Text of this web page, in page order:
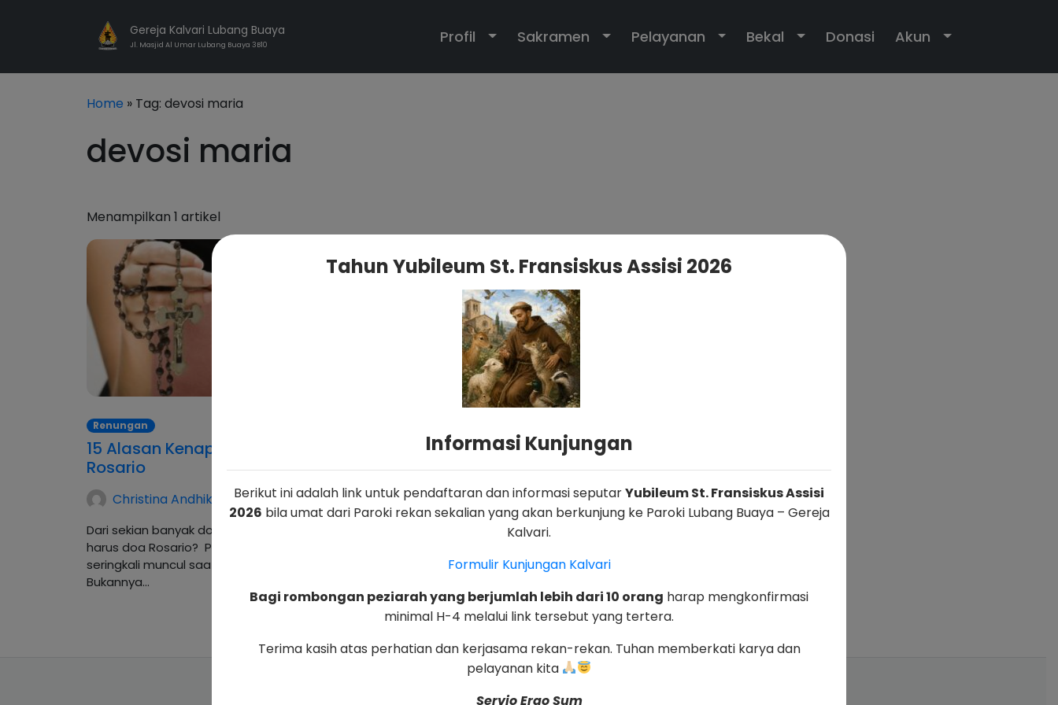
Gereja Kalvari Lubang Buaya
Jl. Masjid Al Umar Lubang Buaya 3B10 Toggle Dropdown
Profil Toggle Dropdown
Sakramen Toggle Dropdown
Pelayanan Toggle Dropdown
Bekal Donasi Toggle
Akun
Home » Tag: devosi maria
devosi maria
Menampilkan 1 artikel
Renungan
15 Alasan Kenapa Harus Doa
Rosario
Christina Andhika Setyanti
Dari sekian banyak doa orang Katolik kenapa
harus doa Rosario? Pertanyaan ini mungkin
seringkali muncul saat kamu sedang berdoa.
Bukannya…
Tahun Yubileum St. Fransiskus Assisi 2026
Informasi Kunjungan
Berikut ini adalah link untuk pendaftaran dan informasi seputarYubileum St. Fransiskus Assisi
2026 bila umat dari Paroki rekan sekalian yang akan berkunjung ke Paroki Lubang Buaya – Gereja
Kalvari.
Formulir Kunjungan Kalvari
Bagi rombongan peziarah yang berjumlah lebih dari 10 orang harap mengkonfirmasi
minimal H-4 melalui link tersebut yang tertera.
Terima kasih atas perhatian dan kerjasama rekan-rekan. Tuhan memberkati karya dan
pelayanan kita
Servio Ergo Sum